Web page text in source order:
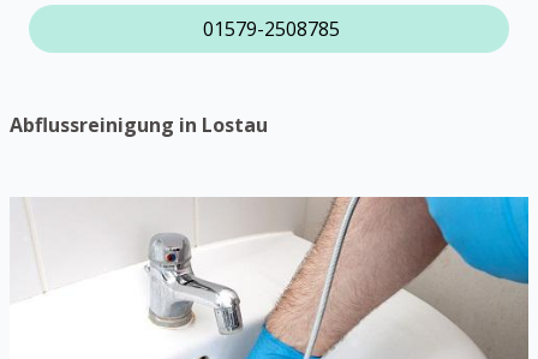
01579-2508785
Abflussreinigung in Lostau